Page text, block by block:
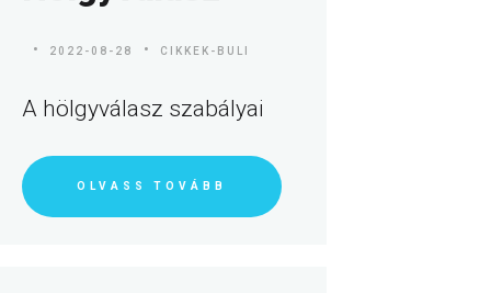
2022-08-28 CIKKEK-BULI
A hölgyválasz szabályai
OLVASS TOVÁBB